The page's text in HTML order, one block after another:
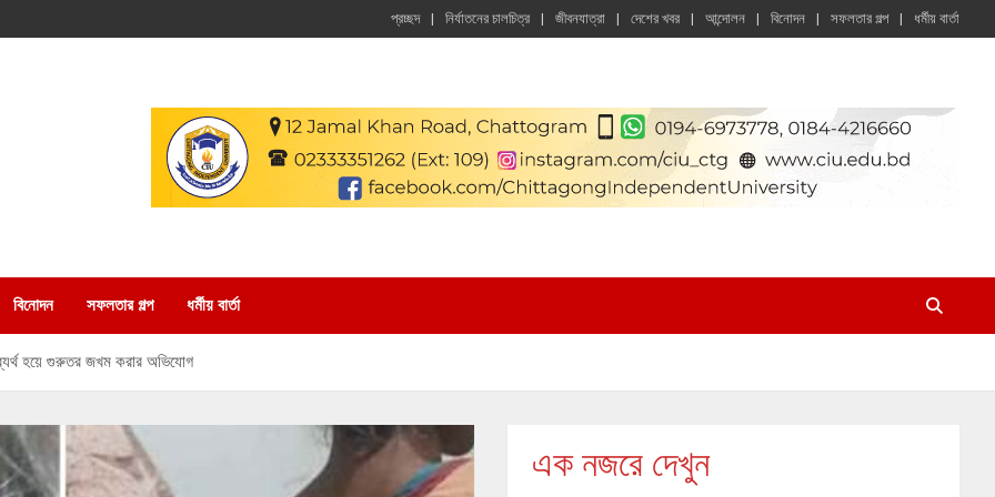
প্রচ্ছদ নির্যাতনের চালচিত্র জীবনযাত্রা দেশের খবর আন্দোলন বিনোদন সফলতার গল্প ধর্মীয় বার্তা
বিনোদন সফলতার গল্প ধর্মীয় বার্তা
ব্যর্থ হয়ে গুরুতর জখম করার অভিযোগ
এক নজরে দেখুন